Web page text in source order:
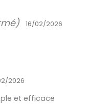
16/02/2026
2026
et efficace